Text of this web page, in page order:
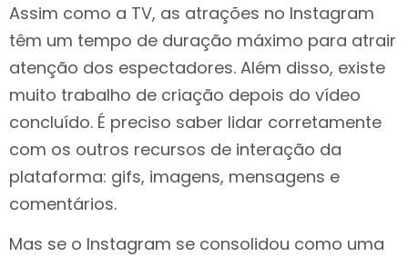
Assim como a TV, as atrações no Instagram
têm um tempo de duração máximo para atrair
atenção dos espectadores. Além disso, existe
muito trabalho de criação depois do vídeo
concluído. É preciso saber lidar corretamente
com os outros recursos de interação da
plataforma: gifs, imagens, mensagens e
comentários.
Mas se o Instagram se consolidou como uma